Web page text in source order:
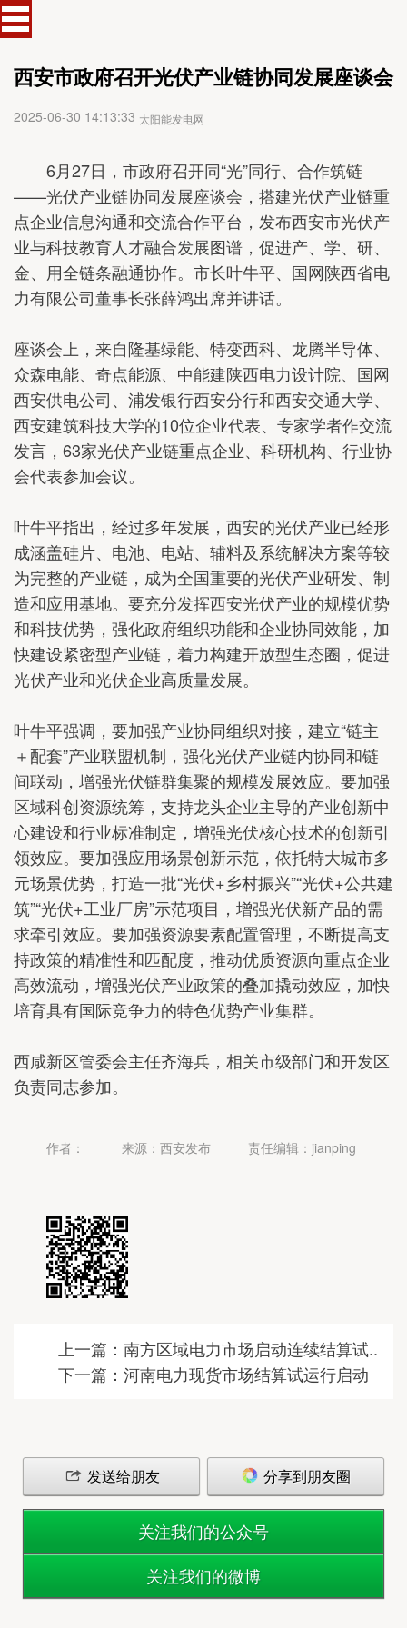
西安市政府召开光伏产业链协同发展座谈会
2025-06-30 14:13:33 太阳能发电网
6月27日，市政府召开同“光”同行、合作筑链
——光伏产业链协同发展座谈会，搭建光伏产业链重
点企业信息沟通和交流合作平台，发布西安市光伏产
业与科技教育人才融合发展图谱，促进产、学、研、
金、用全链条融通协作。市长叶牛平、国网陕西省电
力有限公司董事长张薛鸿出席并讲话。
座谈会上，来自隆基绿能、特变西科、龙腾半导体、
众森电能、奇点能源、中能建陕西电力设计院、国网
西安供电公司、浦发银行西安分行和西安交通大学、
西安建筑科技大学的10位企业代表、专家学者作交流
发言，63家光伏产业链重点企业、科研机构、行业协
会代表参加会议。
叶牛平指出，经过多年发展，西安的光伏产业已经形
成涵盖硅片、电池、电站、辅料及系统解决方案等较
为完整的产业链，成为全国重要的光伏产业研发、制
造和应用基地。要充分发挥西安光伏产业的规模优势
和科技优势，强化政府组织功能和企业协同效能，加
快建设紧密型产业链，着力构建开放型生态圈，促进
光伏产业和光伏企业高质量发展。
叶牛平强调，要加强产业协同组织对接，建立“链主
＋配套”产业联盟机制，强化光伏产业链内协同和链
间联动，增强光伏链群集聚的规模发展效应。要加强
区域科创资源统筹，支持龙头企业主导的产业创新中
心建设和行业标准制定，增强光伏核心技术的创新引
领效应。要加强应用场景创新示范，依托特大城市多
元场景优势，打造一批“光伏+乡村振兴”“光伏+公共建
筑”“光伏+工业厂房”示范项目，增强光伏新产品的需
求牵引效应。要加强资源要素配置管理，不断提高支
持政策的精准性和匹配度，推动优质资源向重点企业
高效流动，增强光伏产业政策的叠加撬动效应，加快
培育具有国际竞争力的特色优势产业集群。
西咸新区管委会主任齐海兵，相关市级部门和开发区
负责同志参加。
作者： 来源：西安发布 责任编辑：jianping
上一篇：南方区域电力市场启动连续结算试..
下一篇：河南电力现货市场结算试运行启动
发送给朋友 分享到朋友圈
关注我们的公众号
关注我们的微博